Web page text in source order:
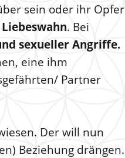
sein oder ihr Opfer
Liebeswahn. Bei
sexueller Angriffe.
eine ihm
Partner
Der will nun
Beziehung drängen.